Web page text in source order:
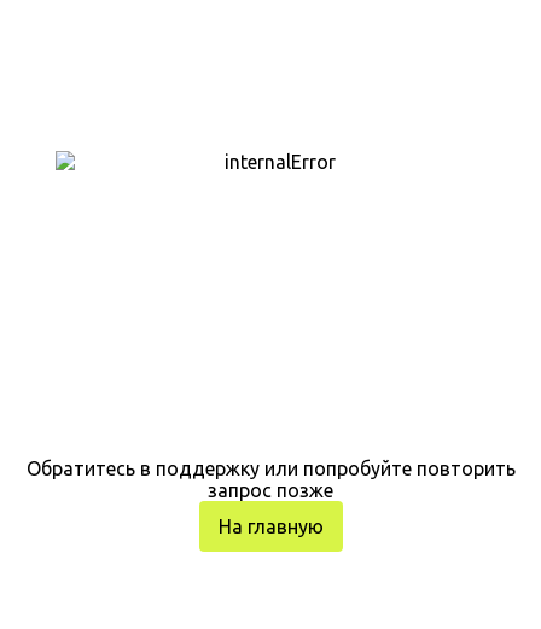
Обратитесь в поддержку или попробуйте повторить
запрос позже
На главную